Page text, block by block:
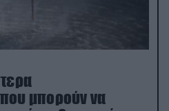
μπορούν να